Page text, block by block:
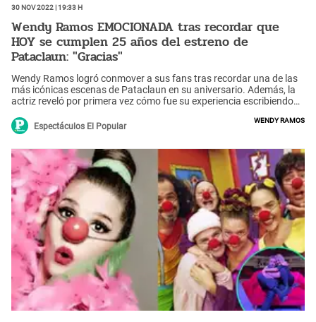
30 Nov 2022 | 19:33 h
Wendy Ramos EMOCIONADA tras recordar que
HOY se cumplen 25 años del estreno de
Pataclaun: "Gracias"
Wendy Ramos logró conmover a sus fans tras recordar una de las
más icónicas escenas de Pataclaun en su aniversario. Además, la
actriz reveló por primera vez cómo fue su experiencia escribiendo
Espectáculos El Popular
Wendy Ramos